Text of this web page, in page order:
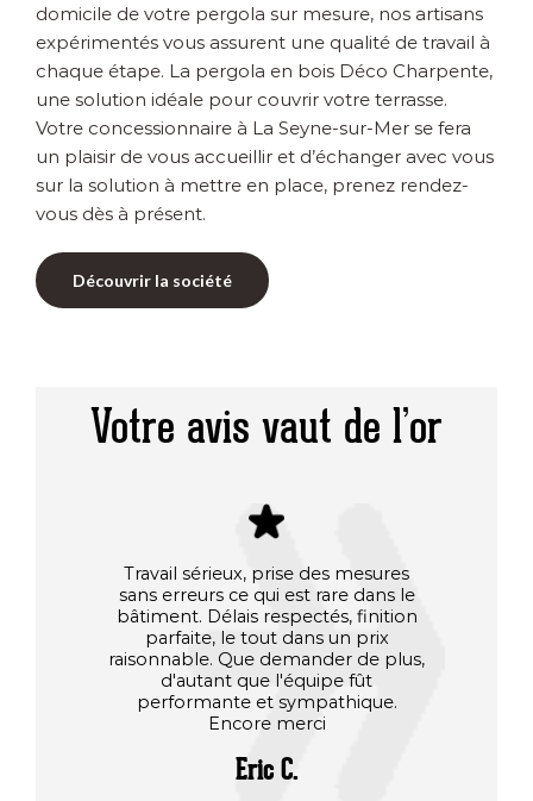
domicile de votre pergola sur mesure, nos artisans
expérimentés vous assurent une qualité de travail à
chaque étape. La pergola en bois Déco Charpente,
une solution idéale pour couvrir votre terrasse.
Votre concessionnaire à La Seyne-sur-Mer se fera
un plaisir de vous accueillir et d’échanger avec vous
sur la solution à mettre en place, prenez rendez-
vous dès à présent.
Découvrir la société
Votre avis vaut de l’or
Travail sérieux, prise des mesures
sans erreurs ce qui est rare dans le
bâtiment. Délais respectés, finition
parfaite, le tout dans un prix
raisonnable. Que demander de plus,
d'autant que l'équipe fût
performante et sympathique.
Encore merci
Eric C.